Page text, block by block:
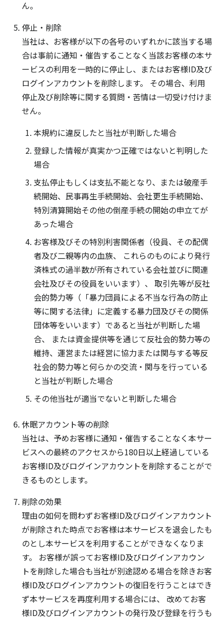
ん。
停止・削除
当社は、お客様が以下の各号のいずれかに該当する場
合は事前に通知・催告することなく当該お客様の本サ
ービスの利用を一時的に停止し、またはお客様ID及び
ログインアカウントを削除します。 その場合、利用
停止及び削除等に関する質問・苦情は一切受け付けま
せん。
本規約に違反したと当社が判断した場合
登録した情報が真実かつ正確ではないと判明した
場合
支払停止もしくは支払不能となり、または破産手
続開始、民事再生手続開始、会社更生手続開始、
特別清算開始その他の倒産手続の開始の申立てが
あった場合
お客様及びその特別利害関係者（役員、その配偶
者及び二親等内の血族、 これらのものにより発行
済株式の過半数が所有されている会社並びに関連
会社及びその役員をいいます）、 取引先等が反社
会的勢力等（「暴力団員による不当な行為の防止
等に関する法律」に定義する暴力団及びその関係
団体等をいいます）であると当社が判断した場
合、 または資金提供等を通じて反社会的勢力等の
維持、運営または経営に協力または関与する等反
社会的勢力等と何らかの交流・関与を行っている
と当社が判断した場合
その他当社が適当でないと判断した場合
休眠アカウント等の削除
当社は、予めお客様に通知・催告することなく本サー
ビスへの最終のアクセスから180日以上経過している
お客様ID及びログインアカウントを削除することがで
きるものとします。
削除の効果
理由の如何を問わずお客様ID及びログインアカウント
が削除された時点でお客様は本サービスを退会したも
のとし本サービスを利用することができなくなりま
す。 お客様が誤ってお客様ID及びログインアカウン
トを削除した場合も当社が別途認める場合を除きお客
様ID及びログインアカウントの復旧を行うことはでき
ず本サービスを再度利用する場合には、 改めてお客
様ID及びログインアカウントの発行及び登録を行うも